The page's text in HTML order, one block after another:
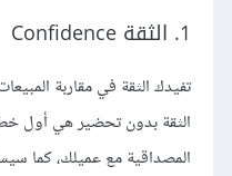
1. الثقة Confidence
تفيدك الثقة في مقاربة
الثقة بدون تحضير هي أول
المصداقية مع عميلك، كما